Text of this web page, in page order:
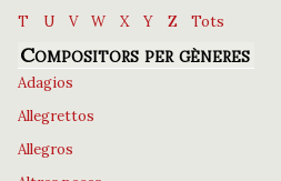
T
U V W X Y Z Tots
Compositors per gèneres
Adagios
Allegrettos
Allegros